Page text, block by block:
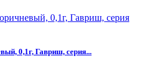
0,1г, Гавриш, серия...